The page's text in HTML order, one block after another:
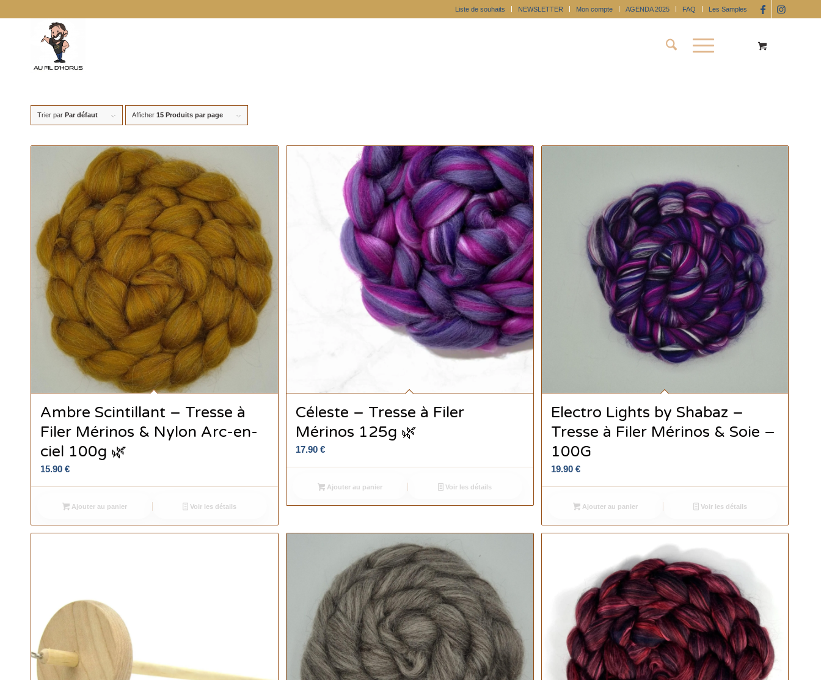
Liste de souhaits NEWSLETTER Mon compte AGENDA 2025 FAQ Les Samples
Trier par Par défaut Afficher 15 Produits par page
Ambre Scintillant – Tresse à
Filer Mérinos & Nylon Arc-en-
ciel 100g 🌿
15.90 €
Ajouter au panier Voir les détails
Céleste – Tresse à Filer
Mérinos 125g 🌿
17.90 €
Ajouter au panier Voir les détails
Electro Lights by Shabaz –
Tresse à Filer Mérinos & Soie –
100G
19.90 €
Ajouter au panier Voir les détails